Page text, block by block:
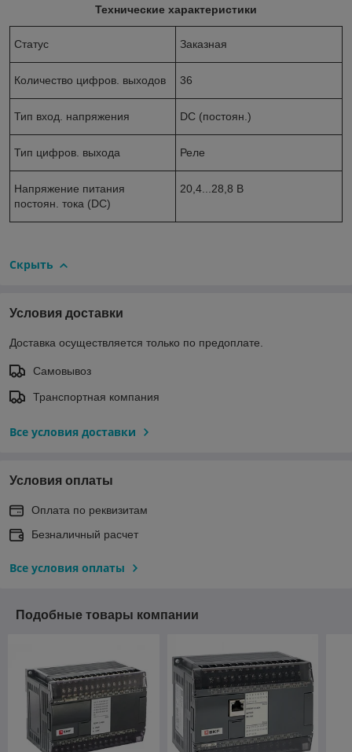
Технические характеристики
Статус Заказная
Количество цифров. выходов 36
Тип вход. напряжения DC (постоян.)
Тип цифров. выхода Реле
Напряжение питания
постоян. тока (DC)
20,4...28,8 В
Скрыть
Условия доставки
Доставка осуществляется только по предоплате.
Самовывоз
Транспортная компания
Все условия доставки
Условия оплаты
Оплата по реквизитам
Безналичный расчет
Все условия оплаты
Подобные товары компании